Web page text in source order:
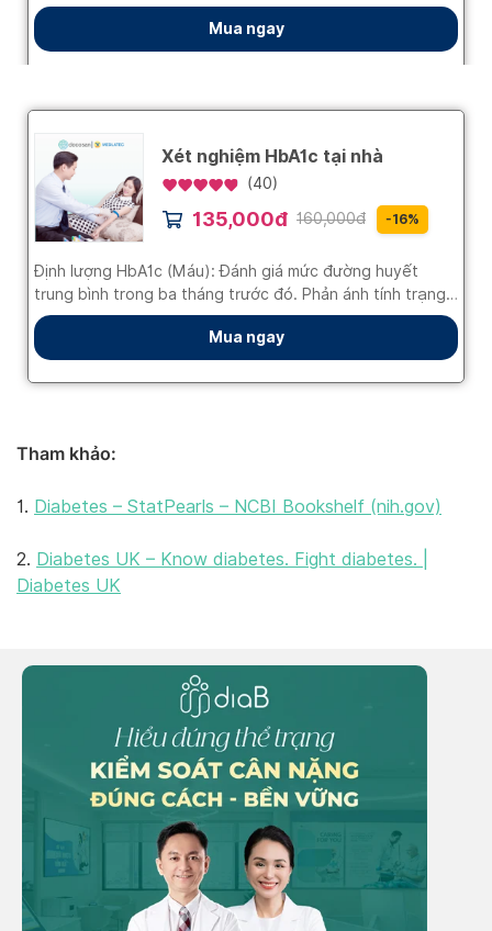
Tham khảo:
1. Diabetes – StatPearls – NCBI Bookshelf (nih.gov)
2. Diabetes UK – Know diabetes. Fight diabetes. |
Diabetes UK